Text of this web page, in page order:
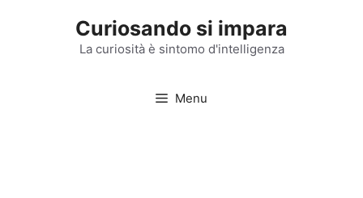
Curiosando si impara
La curiosità è sintomo d'intelligenza
Menu